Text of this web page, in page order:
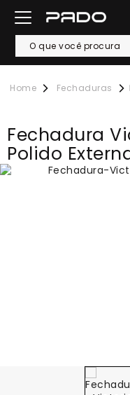
Fechaduras
Fechadura
Polido